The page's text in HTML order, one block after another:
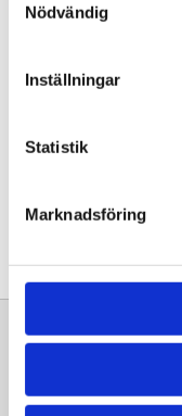
Nödvändig
Inställningar
Statistik
Marknadsföring
Artikelnr
Sortiment